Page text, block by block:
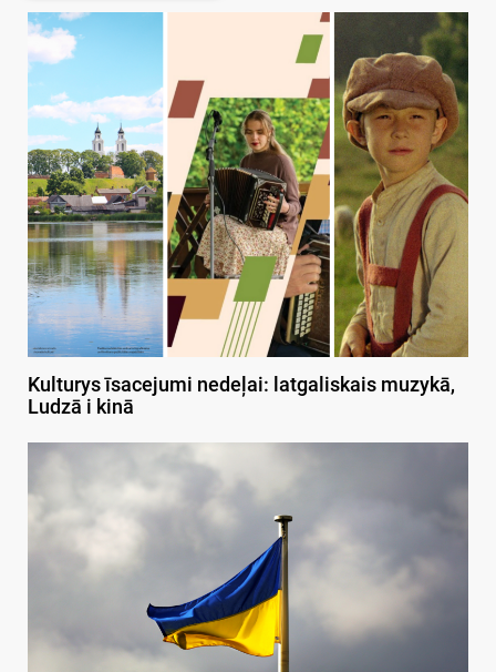
Kulturys īsacejumi nedeļai: latgaliskais muzykā,
Ludzā i kinā